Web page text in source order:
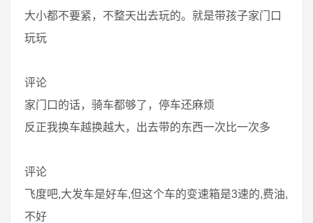
大小都不要紧，不整天出去玩的。就是带孩子家门口
玩玩
评论
家门口的话，骑车都够了，停车还麻烦
反正我换车越换越大，出去带的东西一次比一次多
评论
飞度吧,大发车是好车,但这个车的变速箱是3速的,费油,
不好